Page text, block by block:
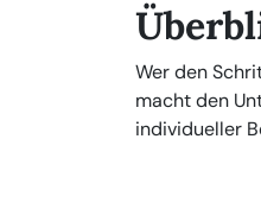
Wer den
macht den
individueller